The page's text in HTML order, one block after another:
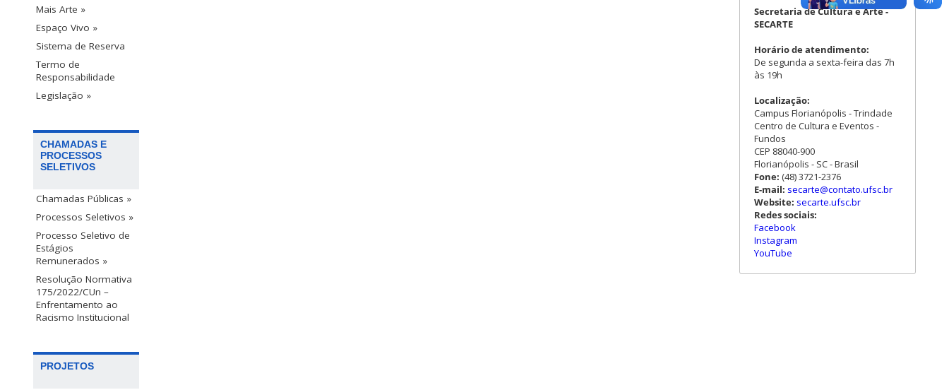
Mais Arte »
Espaço Vivo »
Sistema de Reserva
Termo de
Responsabilidade
Legislação »
CHAMADAS E
PROCESSOS
SELETIVOS
Chamadas Públicas »
Processos Seletivos »
Processo Seletivo de
Estágios
Remunerados »
Resolução Normativa
175/2022/CUn –
Enfrentamento ao
Racismo Institucional
PROJETOS
Secretaria de Cultura e Arte -
SECARTE
Horário de atendimento:
De segunda a sexta-feira das 7h
às 19h
Localização:
Campus Florianópolis - Trindade
Centro de Cultura e Eventos -
Fundos
CEP 88040-900
Florianópolis - SC - Brasil
Fone: (48) 3721-2376
E-mail: secarte@contato.ufsc.br
Website: secarte.ufsc.br
Redes sociais:
Facebook
Instagram
YouTube